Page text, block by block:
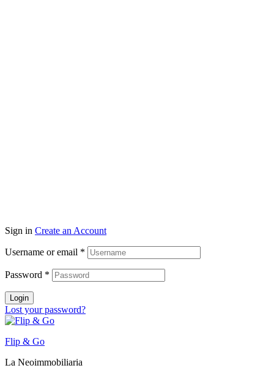
Sign in Create an Account
Username or email *
Password *
Login
Lost your password?
Flip & Go
La Neoimmobiliaria